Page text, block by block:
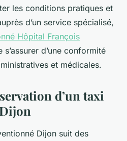
les conditions pratiques et
d’un service spécialisé,
Hôpital François
s’assurer d’une conformité
et médicales.
d’un taxi
Dijon suit des